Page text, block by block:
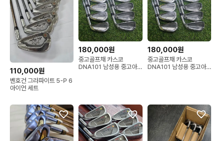
110,000원
벤호건 그라파이트 5-P 6
아이언 세트
180,000원
중고골프채 카스코
DNA101 남성용 중고아
180,000원
중고골프채 카스코
DNA101 남성용 중고아